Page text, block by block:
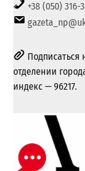
+38 (050) 316-
Подписаться
отделении
индекс — 96217.